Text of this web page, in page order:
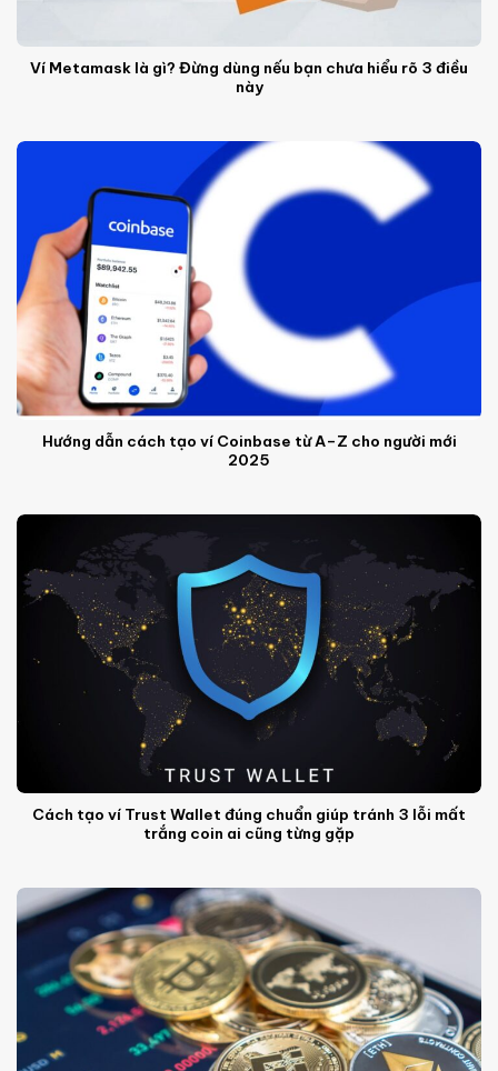
Ví Metamask là gì? Đừng dùng nếu bạn chưa hiểu rõ 3 điều
này
Hướng dẫn cách tạo ví Coinbase từ A–Z cho người mới
2025
Cách tạo ví Trust Wallet đúng chuẩn giúp tránh 3 lỗi mất
trắng coin ai cũng từng gặp